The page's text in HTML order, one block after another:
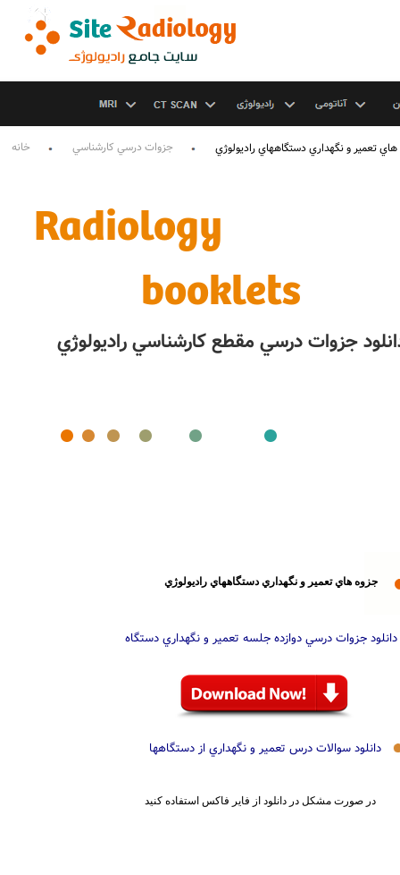
دانلود سوالات درس تعمير و نگهداري از دستگاهها
جزوه هاي تعمير و نگهداري دستگاههاي راديولوژي
در صورت مشکل در دانلود از فاير فاکس استفاده کنيد
دانلود جزوات درسي دوازده جلسه تعمير و نگهداري دستگاه
Radiology
booklets
جزوات درسي مقطع کارشناسي راديولوژي
خانه جزوات درسي کارشناسي تعمير و نگهداري دستگاههاي راديولوژي